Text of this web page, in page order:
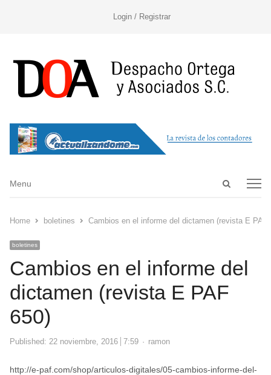
Login / Registrar
Open
Menu
Menu
Home boletines Cambios en el informe del dictamen (revista E PAF
boletines
Cambios en el informe del
dictamen (revista E PAF
650)
Published: 22 noviembre, 2016 7:59 Author
ramon
http://e-paf.com/shop/articulos-digitales/05-cambios-informe-del-